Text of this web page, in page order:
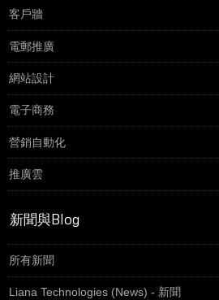
客戶牆
電郵推廣
網站設計
電子商務
營銷自動化
推廣雲
新聞與Blog
所有新聞
Liana Technologies (News) - 新聞